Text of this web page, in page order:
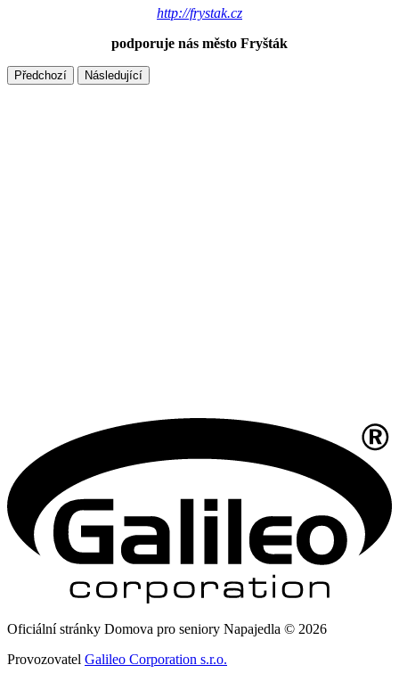
http://frystak.cz
podporuje nás město Fryšták
Předchozí Následující
Oficiální stránky Domova pro seniory Napajedla © 2026
Provozovatel Galileo Corporation s.r.o.